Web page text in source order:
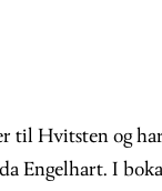
til Hvitsten og
Engelhart. I boka